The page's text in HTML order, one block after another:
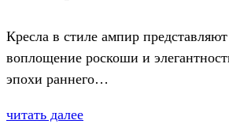
Кресла в стиле ампир
воплощение роскоши и
эпохи раннего…
читать далее